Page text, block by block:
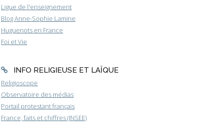
Ligue de l'enseignement
Blog Anne-Sophie Lamine
Huguenots en France
Foi et Vie
INFO RELIGIEUSE ET LAÏQUE
Religioscope
Observatoire des médias
Portail protestant français
France, faits et chiffres (INSEE)